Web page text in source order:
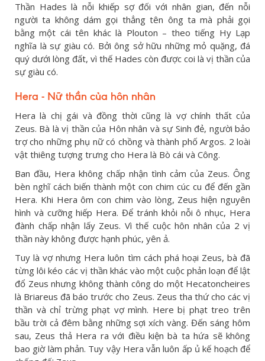
Thần Hades là nỗi khiếp sợ đối với nhân gian, đến nỗi
người ta không dám gọi thẳng tên ông ta mà phải gọi
bằng một cái tên khác là Plouton – theo tiếng Hy Lạp
nghĩa là sự giàu có. Bởi ông sở hữu những mỏ quặng, đá
quý dưới lòng đất, vì thế Hades còn được coi là vị thần của
sự giàu có.
Hera - Nữ thần của hôn nhân
Hera là chị gái và đồng thời cũng là vợ chính thất của
Zeus. Bà là vị thần của Hôn nhân và sự Sinh đẻ, người bảo
trợ cho những phụ nữ có chồng và thành phố Argos. 2 loài
vật thiêng tượng trưng cho Hera là Bò cái và Công.
Ban đầu, Hera không chấp nhận tình cảm của Zeus. Ông
bèn nghĩ cách biến thành một con chim cúc cu để đến gần
Hera. Khi Hera ôm con chim vào lòng, Zeus hiện nguyên
hình và cưỡng hiếp Hera. Để tránh khỏi nỗi ô nhục, Hera
đành chấp nhận lấy Zeus. Vì thế cuộc hôn nhân của 2 vị
thần này không được hạnh phúc, yên ả.
Tuy là vợ nhưng Hera luôn tìm cách phá hoại Zeus, bà đã
từng lôi kéo các vị thần khác vào một cuộc phản loạn để lật
đổ Zeus nhưng không thành công do một Hecatoncheires
là Briareus đã báo trước cho Zeus. Zeus tha thứ cho các vị
thần và chỉ trừng phạt vợ mình. Here bị phạt treo trên
bầu trời cả đêm bằng những sợi xích vàng. Đến sáng hôm
sau, Zeus thả Hera ra với điều kiện bà ta hứa sẽ không
bao giờ làm phản. Tuy vậy Hera vẫn luôn ấp ủ kế hoạch để